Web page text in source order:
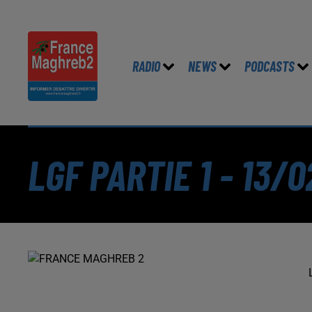
RADIO NEWS PODCASTS
LGF PARTIE 1 -